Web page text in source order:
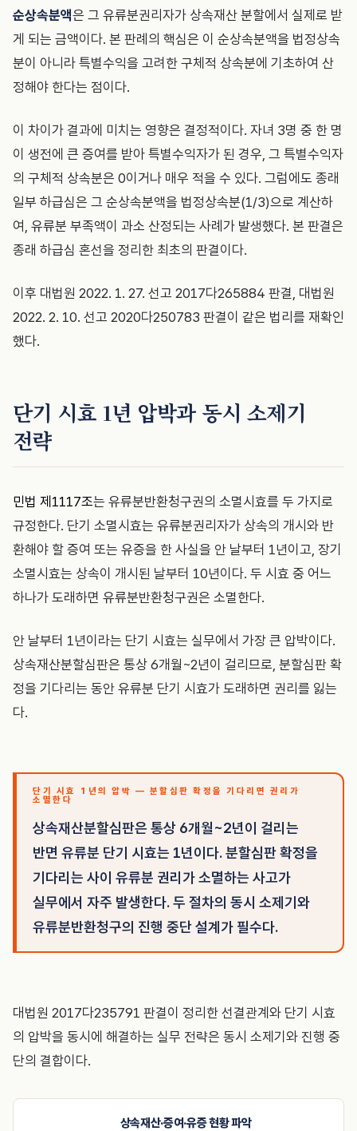
순상속분액은 그 유류분권리자가 상속재산 분할에서 실제로 받
게 되는 금액이다. 본 판례의 핵심은 이 순상속분액을 법정상속
분이 아니라 특별수익을 고려한 구체적 상속분에 기초하여 산
정해야 한다는 점이다.
이 차이가 결과에 미치는 영향은 결정적이다. 자녀 3명 중 한 명
이 생전에 큰 증여를 받아 특별수익자가 된 경우, 그 특별수익자
의 구체적 상속분은 0이거나 매우 적을 수 있다. 그럼에도 종래
일부 하급심은 그 순상속분액을 법정상속분(1/3)으로 계산하
여, 유류분 부족액이 과소 산정되는 사례가 발생했다. 본 판결은
종래 하급심 혼선을 정리한 최초의 판결이다.
이후 대법원 2022. 1. 27. 선고 2017다265884 판결, 대법원
2022. 2. 10. 선고 2020다250783 판결이 같은 법리를 재확인
했다.
단기 시효 1년 압박과 동시 소제기
전략
민법 제1117조는 유류분반환청구권의 소멸시효를 두 가지로
규정한다. 단기 소멸시효는 유류분권리자가 상속의 개시와 반
환해야 할 증여 또는 유증을 한 사실을 안 날부터 1년이고, 장기
소멸시효는 상속이 개시된 날부터 10년이다. 두 시효 중 어느
하나가 도래하면 유류분반환청구권은 소멸한다.
안 날부터 1년이라는 단기 시효는 실무에서 가장 큰 압박이다.
상속재산분할심판은 통상 6개월~2년이 걸리므로, 분할심판 확
정을 기다리는 동안 유류분 단기 시효가 도래하면 권리를 잃는
다.
단기 시효 1년의 압박 — 분할심판 확정을 기다리면 권리가
소멸한다
상속재산분할심판은 통상 6개월~2년이 걸리는
반면 유류분 단기 시효는 1년이다. 분할심판 확정을
기다리는 사이 유류분 권리가 소멸하는 사고가
실무에서 자주 발생한다. 두 절차의 동시 소제기와
유류분반환청구의 진행 중단 설계가 필수다.
대법원 2017다235791 판결이 정리한 선결관계와 단기 시효
의 압박을 동시에 해결하는 실무 전략은 동시 소제기와 진행 중
단의 결합이다.
상속재산·증여·유증 현황 파악